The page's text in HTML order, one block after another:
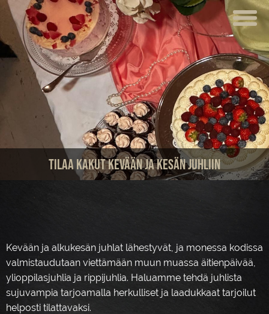
ETUSIVU
VERKKOKAUPPA
KAHVILAT
LOUNAS
MEISTÄ
TUOTTEET
HOTELLI
Tilaa kakut kevään ja kesän juhliin
Kevään ja alkukesän juhlat lähestyvät, ja monessa kodissa
valmistaudutaan viettämään muun muassa äitienpäivää,
ylioppilasjuhlia ja rippijuhlia. Haluamme tehdä juhlista
sujuvampia tarjoamalla herkulliset ja laadukkaat tarjoilut
helposti tilattavaksi.